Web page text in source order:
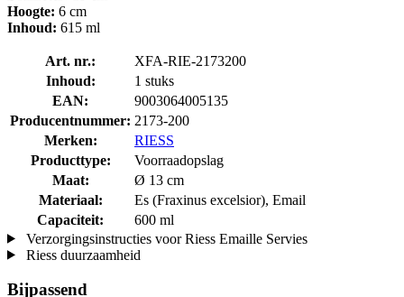
Hoogte: 6 cm
Inhoud: 615 ml
Art. nr.:
XFA-RIE-2173200
Inhoud:
1 stuks
EAN:
9003064005135
Producentnummer: 2173-200
Merken:
RIESS
Producttype:
Voorraadopslag
Maat:
Ø 13 cm
Materiaal:
Es (Fraxinus excelsior), Email
Capaciteit:
600 ml
Verzorgingsinstructies voor Riess Emaille Servies
Riess duurzaamheid
Bijpassend